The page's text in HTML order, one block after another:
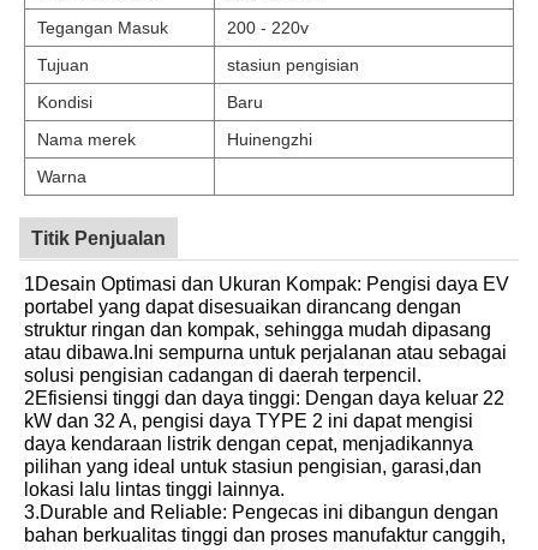
Tegangan Masuk
200 - 220v
Tujuan
stasiun pengisian
Kondisi
Baru
Nama merek
Huinengzhi
Warna
Titik Penjualan
1Desain Optimasi dan Ukuran Kompak: Pengisi daya EV
portabel yang dapat disesuaikan dirancang dengan
struktur ringan dan kompak, sehingga mudah dipasang
atau dibawa.Ini sempurna untuk perjalanan atau sebagai
solusi pengisian cadangan di daerah terpencil.
2Efisiensi tinggi dan daya tinggi: Dengan daya keluar 22
kW dan 32 A, pengisi daya TYPE 2 ini dapat mengisi
daya kendaraan listrik dengan cepat, menjadikannya
pilihan yang ideal untuk stasiun pengisian, garasi,dan
lokasi lalu lintas tinggi lainnya.
3.Durable and Reliable: Pengecas ini dibangun dengan
bahan berkualitas tinggi dan proses manufaktur canggih,